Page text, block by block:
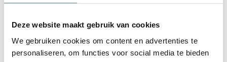
Deze website maakt gebruik van cookies
We gebruiken cookies om content en advertenties te
personaliseren, om functies voor social media te bieden
Bel0344-228104
Mailinfo@polyesterplantenbakken.nl